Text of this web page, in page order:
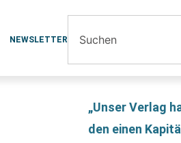
NEWSLETTER
„Unser Verlag
den einen